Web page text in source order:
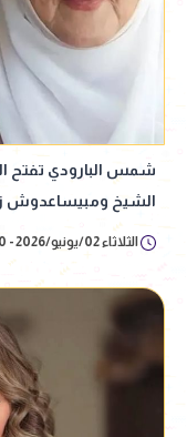
شمس البارودي تفتح
الشيخ ومبيساعدوش
الثلاثاء 02/يونيو/2026 - 06:20 م